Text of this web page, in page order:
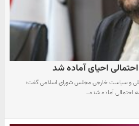
احیای آماده شد
و سیاست خارجی مجلس شورای اسلامی گفت:
احتمالی آماده شده…